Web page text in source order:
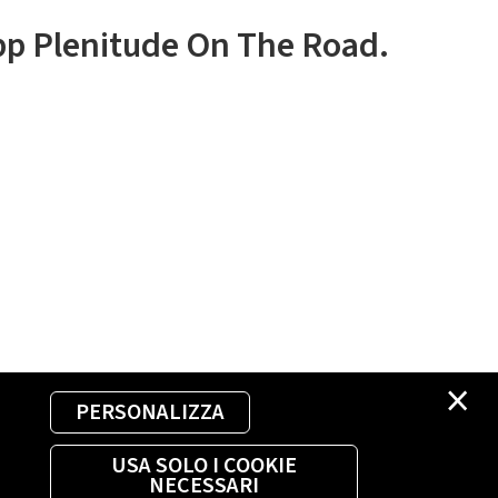
×
PERSONALIZZA
USA SOLO I COOKIE
NECESSARI
Plenitude On The Road.